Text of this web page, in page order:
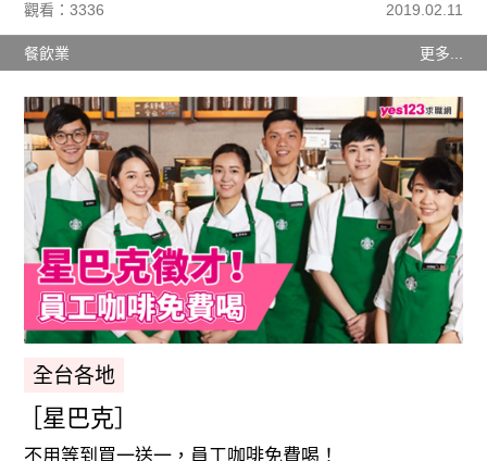
觀看：3336 2019.02.11
餐飲業 更多...
全台各地
［星巴克］
不用等到買一送一，員工咖啡免費喝！